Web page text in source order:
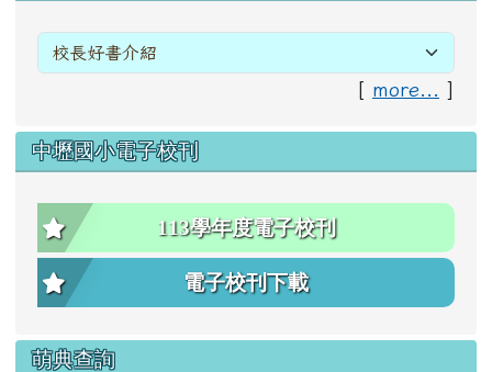
[ more... ]
中壢國小電子校刊
113學年度電子校刊
電子校刊下載
萌典查詢